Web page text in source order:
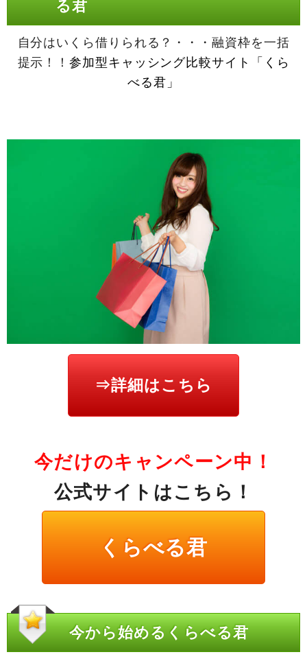
る君
自分はいくら借りられる？・・・融資枠を一括
提示！！参加型キャッシング比較サイト「くら
べる君」
⇒詳細はこちら
今だけのキャンペーン中！
公式サイトはこちら！
くらべる君
今から始めるくらべる君